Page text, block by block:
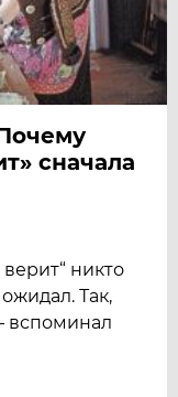
сначала
никто
Так,
вспоминал